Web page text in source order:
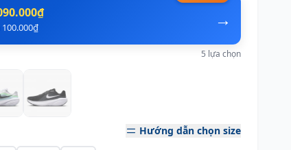
→
5 lựa chọn
Hướng dẫn chọn size